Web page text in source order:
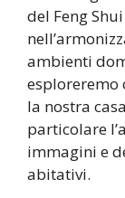
del Feng
ambienti
esploreremo
la nostra
particolare
immagini e
abitativi.